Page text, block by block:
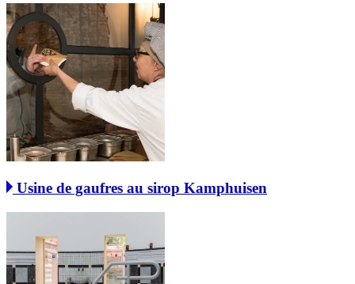
Usine de gaufres au sirop Kamphuisen